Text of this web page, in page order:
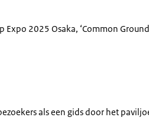
Expo 2025 Osaka, ‘Common
bij Expo Osaka
als een gids door het